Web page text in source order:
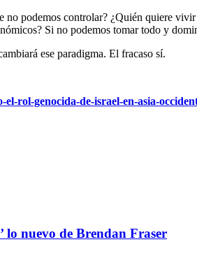
podemos controlar? ¿Quién quiere
Si no podemos tomar todo y
ese paradigma. El fracaso sí.
rol-genocida-de-israel-en-asia-
lo nuevo de Brendan Fraser